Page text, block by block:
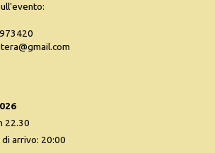
22.30
arrivo: 20:00